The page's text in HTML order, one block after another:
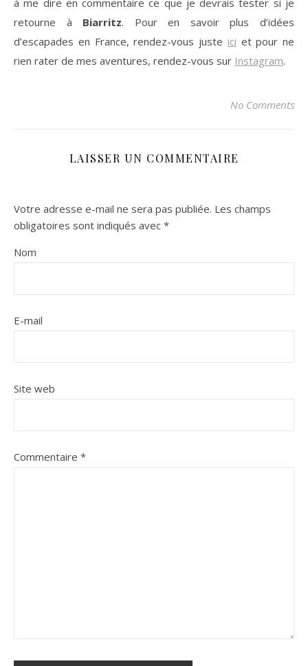
retourne à Biarritz. Pour en savoir plus d’idées
d’escapades en France, rendez-vous juste ici et pour ne
rien rater de mes aventures, rendez-vous sur Instagram.
No Comments
LAISSER UN COMMENTAIRE
Votre adresse e-mail ne sera pas publiée. Les champs
obligatoires sont indiqués avec *
Nom
E-mail
Site web
Commentaire *